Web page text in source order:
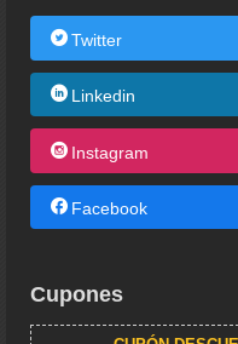
Twitter
Linkedin
Instagram
Facebook
Cupones